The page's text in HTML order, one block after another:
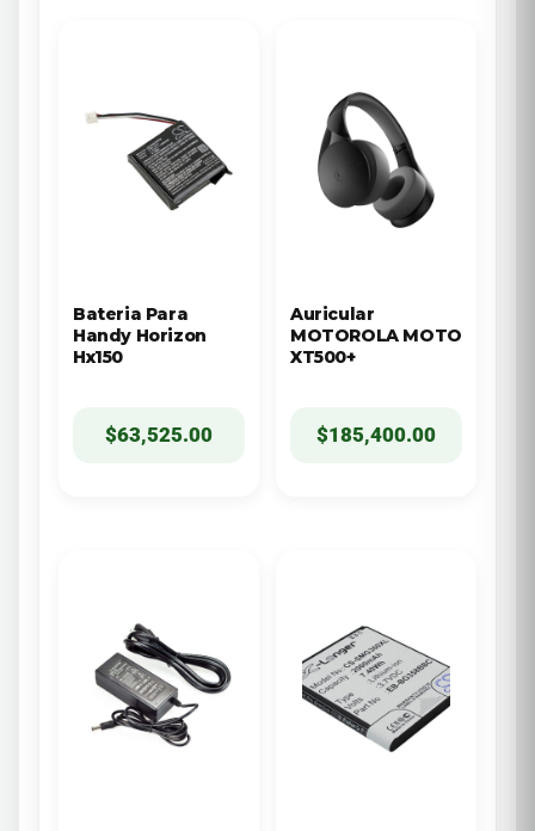
Bateria Para
Handy Horizon
Hx150
$63,525.00
Auricular
MOTOROLA MOTO
XT500+
$185,400.00